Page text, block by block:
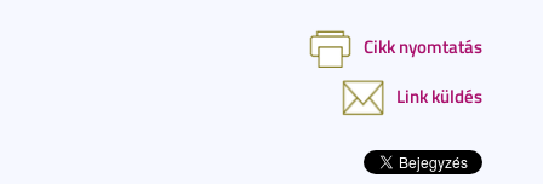
Cikk nyomtatás
Link küldés